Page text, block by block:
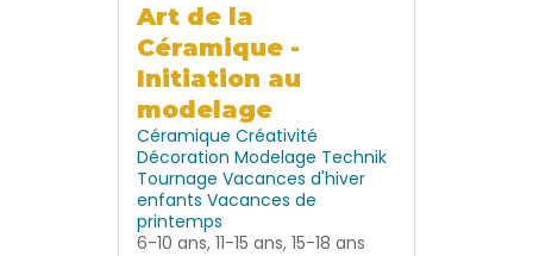
Art de la
Céramique -
Initiation au
modelage
Céramique Créativité
Décoration Modelage Technik
Tournage Vacances d'hiver
enfants Vacances de
printemps
6-10 ans, 11-15 ans, 15-18 ans